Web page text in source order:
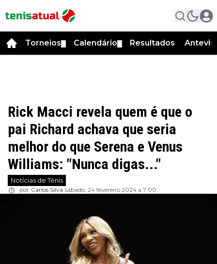
Torneios Calendário Resultados
Rick Macci revela quem é que o
pai Richard achava que seria
melhor do que Serena e Venus
Williams: "Nunca digas..."
Notícias de Ténis
por Carlos Silva sábado, 24 fevereiro 2024 a 7:00